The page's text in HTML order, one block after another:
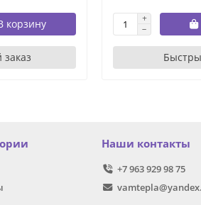
корзину
Наши контакты
+7 963 929 98 75